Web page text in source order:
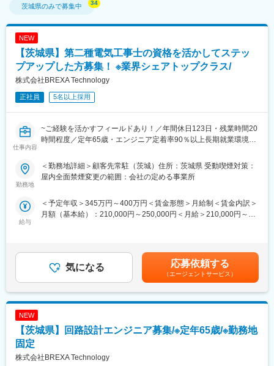
茨城県のみで募集中
NEW
【茨城県】第二種電気工事士の資格を活かしてステッ
プアップした方募集！ ※業界シェアトップクラス/
株式会社BREXA Technology
正社員 5名以上採用
仕事内容
~ご経験を活かすフィールドあり！／年間休日123日・残業時間20
時間程度／定年65歳・エンジニア定着率90％以上長期就業環境あ
基本的には弊社クライアント様先に常駐していただき、業務に従
■業務内容
※※20代の従業員割合50％！！（採用強化中のため）※※
事していただきます。
何かしらのご経験がある方は、最初は今までのご経験等を活かし
ていただきながらの業務になりますが、設計補助⇒設計業務とス
テップアップを想定しております。
未経験の方に関してはまずは業務に慣れていただくことを目的と
【想定業務内容等】
・電気系の製品に関する品質保証等の業務対応
勤務地
＜勤務地詳細＞顧客先常駐（茨城）住所：茨城県 受動喫煙対策：
屋内全面禁煙変更の範囲：会社の定める事業所
給与
＜予定年収＞345万円～400万円＜賃金形態＞月給制＜賃金内訳＞
月額（基本給）：210,000円～250,000円＜月給＞210,000円～
の金額であり、選考を通じて上下する可能性があります。月給(月
額)は固定手当を含めた表記です。
気になる 応募依頼する
（エージェントサービス）
NEW
【茨城県】回路設計エンジニア募集/※定年65歳/※勤務地
固定
株式会社BREXA Technology